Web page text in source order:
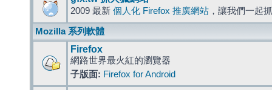
2009 最新 個人化 Firefox 推廣網站 ，讓我們一起
Mozilla 系列軟體
Firefox
網路世界最火紅的瀏覽器
子版面: Firefox for Android